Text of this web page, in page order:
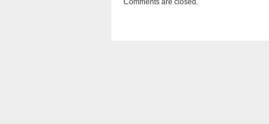
Comments are closed.